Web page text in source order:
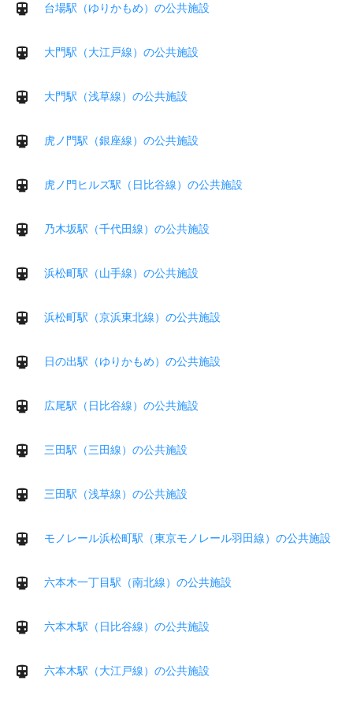
台場駅（ゆりかもめ）の公共施設
大門駅（大江戸線）の公共施設
大門駅（浅草線）の公共施設
虎ノ門駅（銀座線）の公共施設
虎ノ門ヒルズ駅（日比谷線）の公共施設
乃木坂駅（千代田線）の公共施設
浜松町駅（山手線）の公共施設
浜松町駅（京浜東北線）の公共施設
日の出駅（ゆりかもめ）の公共施設
広尾駅（日比谷線）の公共施設
三田駅（三田線）の公共施設
三田駅（浅草線）の公共施設
モノレール浜松町駅（東京モノレール羽田線）の公共施設
六本木一丁目駅（南北線）の公共施設
六本木駅（日比谷線）の公共施設
六本木駅（大江戸線）の公共施設